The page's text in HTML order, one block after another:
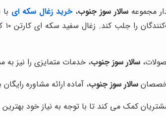
مجموعه سالار سوز جنوب، خرید زغال سکه ای
را جلب کند. زغال سفید سکه ای کارتن ۱۰ کیلویی
سالار سوز جنوب، خدمات متمایزی را نیز
سالار سوز جنوب، آماده ارائه مشاوره
کمک می کند تا با توجه به نیاز خود